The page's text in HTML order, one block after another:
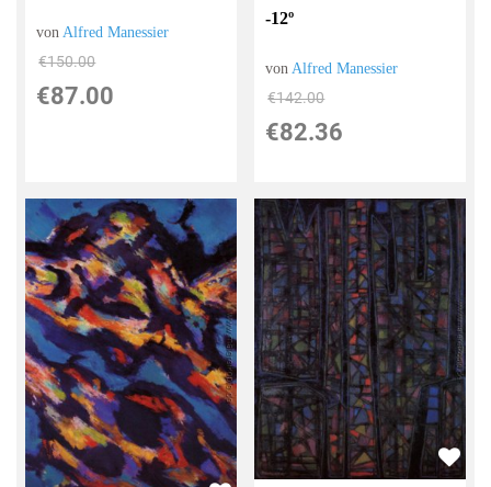
vonAlfred Manessier
€150.00
€87.00
-12º
vonAlfred Manessier
€142.00
€82.36